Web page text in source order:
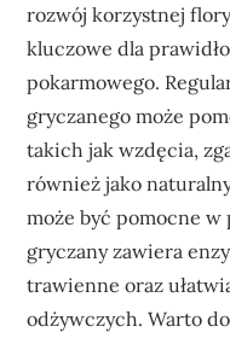
rozwój korzystnej
kluczowe dla
pokarmowego.
gryczanego może
takich jak wzdęcia,
również jako
może być pomocne
gryczany zawiera
trawienne oraz
odżywczych. Warto